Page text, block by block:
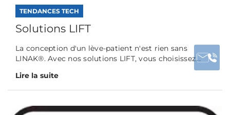
TENDANCES TECH
Solutions LIFT
La conception d'un lève-patient n'est rien sans
LINAK®. Avec nos solutions LIFT, vous choisissez...
Lire la suite